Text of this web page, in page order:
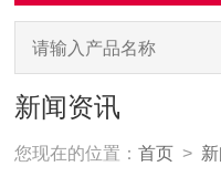
新闻资讯
您现在的位置：首页 >